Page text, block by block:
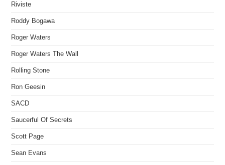
Riviste
Roddy Bogawa
Roger Waters
Roger Waters The Wall
Rolling Stone
Ron Geesin
SACD
Saucerful Of Secrets
Scott Page
Sean Evans